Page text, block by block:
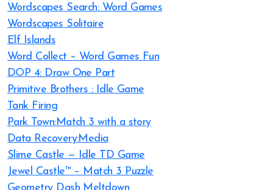
Wordscapes Search: Word Games
Wordscapes Solitaire
Elf Islands
Word Collect – Word Games Fun
DOP 4: Draw One Part
Primitive Brothers : Idle Game
Tank Firing
Park Town:Match 3 with a story
Data Recovery:Media
Slime Castle — Idle TD Game
Jewel Castle™ – Match 3 Puzzle